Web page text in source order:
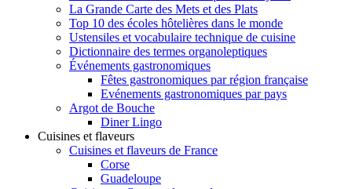
La Grande Carte des Mets et des Plats
Top 10 des écoles hôtelières dans le monde
Ustensiles et vocabulaire technique de cuisine
Dictionnaire des termes organoleptiques
Événements gastronomiques
Fêtes gastronomiques par région française
Evénements gastronomiques par pays
Argot de Bouche
Diner Lingo
Cuisines et flaveurs
Cuisines et flaveurs de France
Corse
Guadeloupe